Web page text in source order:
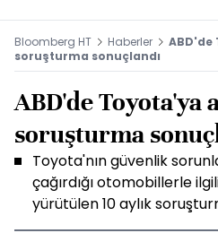
Bloomberg HT Haberler
ABD'de
soruşturma sonuçlandı
ABD'de Toyota'ya
soruşturma
Toyota'nın güvenlik
çağırdığı otomobillerle
yürütülen 10 aylık